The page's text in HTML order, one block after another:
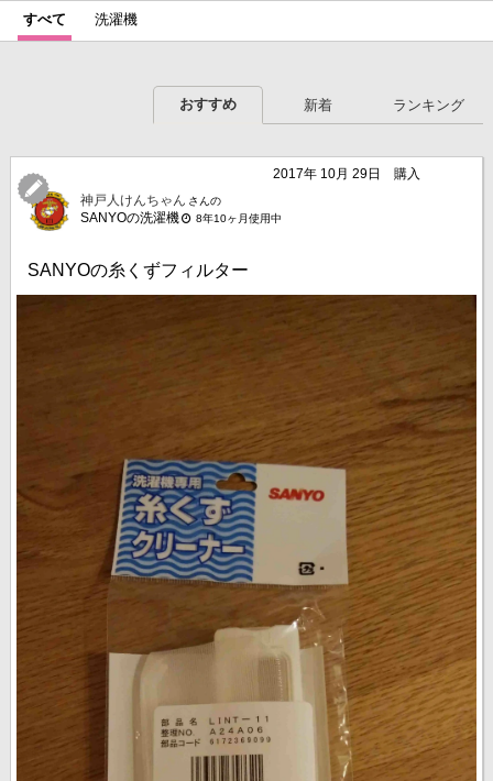
すべて 洗濯機
おすすめ 新着 ランキング
2017年 10月 29日
購入
神戸人けんちゃん さんの
SANYOの洗濯機 8年10ヶ月使用中
SANYOの糸くずフィルター